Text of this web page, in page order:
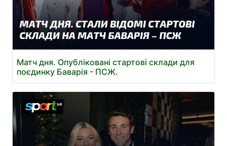
Матч дня. Опубліковані стартові склади для
поєдинку Баварія - ПСЖ.